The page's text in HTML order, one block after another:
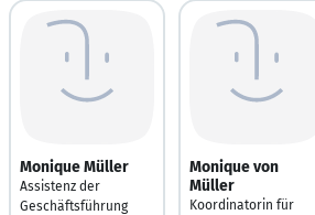
Monique Müller
Assistenz der
Geschäftsführung
Monique von
Müller
Koordinatorin für